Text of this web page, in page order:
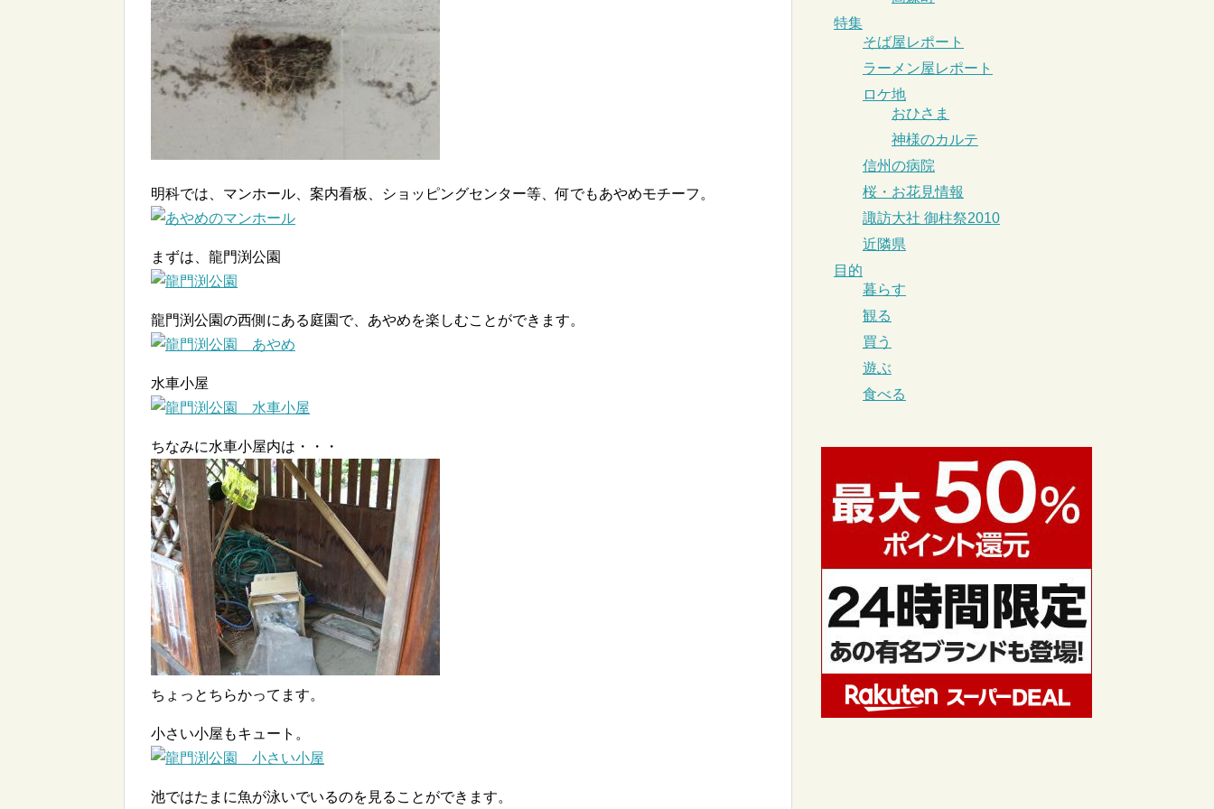
明科では、マンホール、案内看板、ショッピングセンター等、何でもあやめモチーフ。
まずは、龍門渕公園
龍門渕公園の西側にある庭園で、あやめを楽しむことができます。
水車小屋
ちなみに水車小屋内は・・・
ちょっとちらかってます。
小さい小屋もキュート。
池ではたまに魚が泳いでいるのを見ることができます。
特集
そば屋レポート
ラーメン屋レポート
ロケ地
おひさま
神様のカルテ
信州の病院
桜・お花見情報
諏訪大社 御柱祭2010
近隣県
目的
暮らす
観る
買う
遊ぶ
食べる